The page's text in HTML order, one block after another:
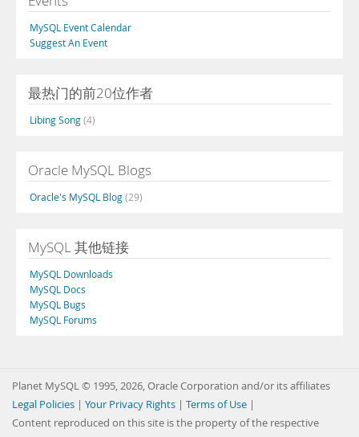
MySQL Event Calendar
Suggest An Event
最热门的前20位作者
Libing Song(4)
Oracle MySQL Blogs
Oracle's MySQL Blog(29)
MySQL 其他链接
MySQL Downloads
MySQL Docs
MySQL Bugs
MySQL Forums
Planet MySQL © 1995, 2026, Oracle Corporation and/or its affiliates
Legal Policies | Your Privacy Rights | Terms of Use |
Content reproduced on this site is the property of the respective